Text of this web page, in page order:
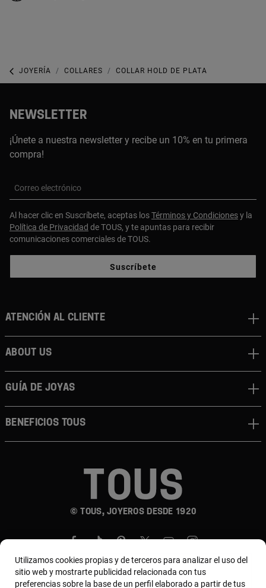
JOYERÍA COLLARES COLLAR HOLD DE PLATA
NEWSLETTER
¡Únete a nuestra newsletter y recibe un 10% en tu primera
compra!
Correo electrónico
Al hacer clic en Suscríbete, aceptas losTérminos y Condicionesy la
Política de Privacidad de TOUS, y te apuntas para recibir
comunicaciones comerciales de TOUS.
Suscríbete
© TOUS, JOYEROS DESDE 1920
Atención al cliente
About us
Guía de joyas
Beneficios TOUS
Utilizamos cookies propias y de terceros para analizar el uso del
sitio web y mostrarte publicidad relacionada con tus
preferencias sobre la base de un perfil elaborado a partir de tus